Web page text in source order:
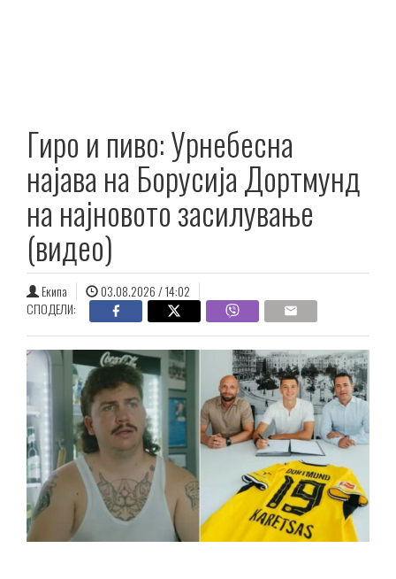
Гиро и пиво: Урнебесна
најава на Борусија Дортмунд
на најновото засилување
(видео)
Екипа
03.08.2026 / 14:02
СПОДЕЛИ: